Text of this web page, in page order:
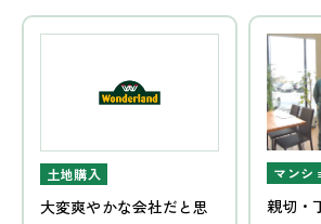
土地購入
大変爽やかな会社だと思
マンシ
親切・